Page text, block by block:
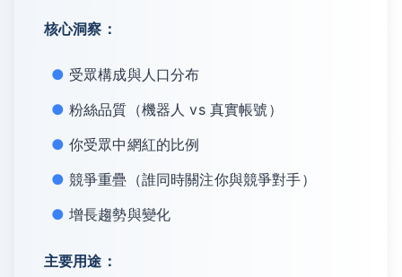
核心洞察：
受眾構成與人口分布
粉絲品質（機器人 vs 真實帳號）
你受眾中網紅的比例
競爭重疊（誰同時關注你與競爭對手）
增長趨勢與變化
主要用途：